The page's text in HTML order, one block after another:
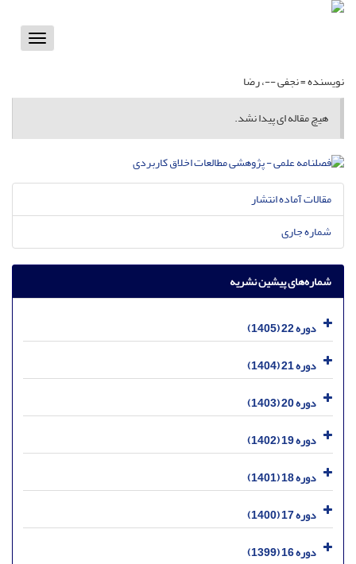
Toggle
نویسنده =نجفی --، رضا
هیچ مقاله ای پیدا نشد.
مقالات آماده انتشار
شماره جاری
شماره‌های پیشین نشریه
دوره 22 (1405)
دوره 21 (1404)
دوره 20 (1403)
دوره 19 (1402)
دوره 18 (1401)
دوره 17 (1400)
دوره 16 (1399)